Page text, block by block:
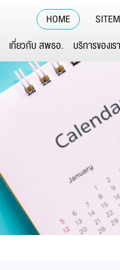
HOME
เกี่ยวกับ สพธอ. บริการของเรา